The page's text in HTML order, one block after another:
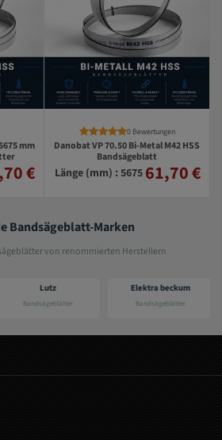
mm
€
0 Bewertungen
Danobat VP 70.50 Bi-Metal M42 HSS
Bandsägeblatt
Länge (mm) : 5675 61,70 €
Bandsägeblatt-Marken
von renommierten Herstellern
Lutz
Bandsägeblätter
Elektra beckum
Bandsägeblätter